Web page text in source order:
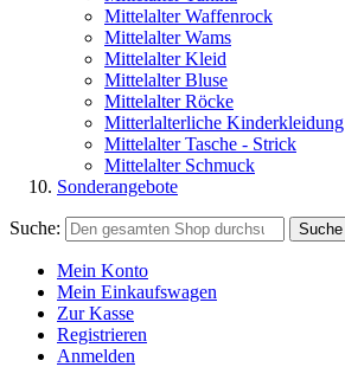
Mittelalter Waffenrock
Mittelalter Wams
Mittelalter Kleid
Mittelalter Bluse
Mittelalter Röcke
Mitterlalterliche Kinderkleidung
Mittelalter Tasche - Strick
Mittelalter Schmuck
Sonderangebote
Suche: Suche
Mein Konto
Mein Einkaufswagen
Zur Kasse
Registrieren
Anmelden